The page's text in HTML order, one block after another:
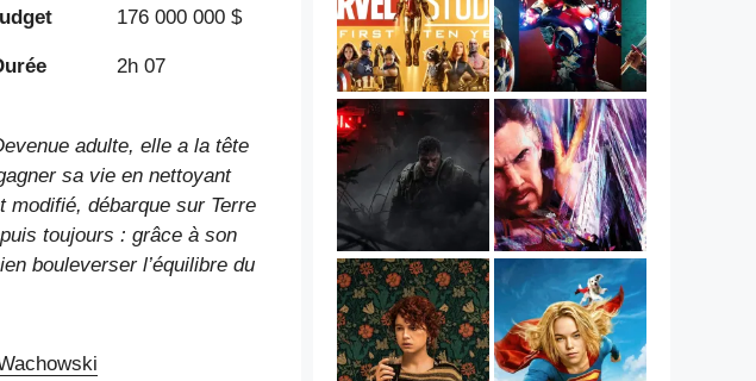
176 000 000 $
2h 07
adulte, elle a la tête
sa vie en nettoyant
modifié, débarque sur Terre
toujours : grâce à son
bouleverser l’équilibre du